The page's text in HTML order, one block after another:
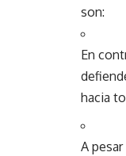
son:
En
hacia
A